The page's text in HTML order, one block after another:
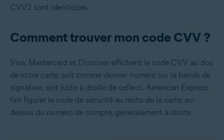
CVV2 sont identiques.
Comment trouver mon code CVV ?
Visa, Mastercard et Discover affichent le code CVV au dos
de votre carte, soit comme dernier numéro sur la bande de
signature, soit juste à droite de celle-ci. American Express
fait figurer le code de sécurité au recto de la carte, au-
dessus du numéro de compte, généralement à droite.